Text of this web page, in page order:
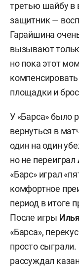
третью шайбу в
защитник —
Гарайшина
вызывают
но пока этот
площадки и
У «Барса» было
вернуться в
один на один
но не переиграл
«Барс» играл
комфортное
период в итоге
После игры
«Барса»,
просто
рассуждал